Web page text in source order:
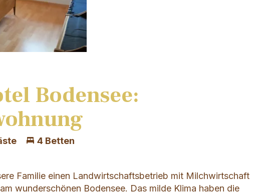
Bodensee:
4 Betten
Familie einen Landwirtschaftsbetrieb mit Milchwirtschaft
wunderschönen Bodensee. Das milde Klima haben die